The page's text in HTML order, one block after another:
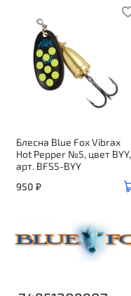
Блесна Blue Fox Vibrax
Hot Pepper №5, цвет BYY,
арт. BFS5-BYY
950 ₽